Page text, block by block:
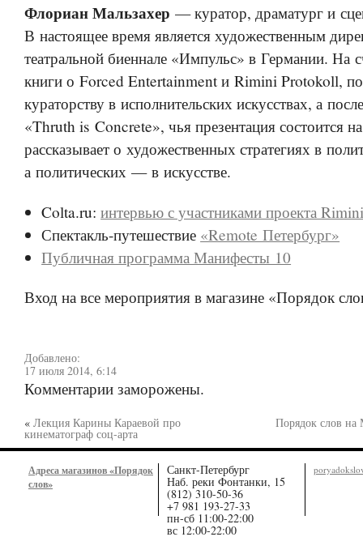
Флориан Мальзахер — куратор, драматург и
В настоящее время является художественным
театральной биеннале «Импульс» в Германии. На
книги о Forced Entertainment и Rimini Protokoll,
кураторству в исполнительских искусствах, а
«Thruth is Concrete», чья презентация состоится
рассказывает о художественных стратегиях в
а политических — в искусстве.
Colta.ru:интервью с участниками проекта
Спектакль-путешествие «Remote Петербург»
Публичная программа Манифесты 10
Вход на все мероприятия в магазине «Порядок
Добавлено:
17 июля 2014, 6:14
Комментарии заморожены.
« Лекция Карины Караевой про
кинематограф соц-арта
Порядок слов
Адреса магазинов «Порядок
слов»
Санкт-Петербург
Наб. реки Фонтанки, 15
(812) 310-50-36
+7 981 193-27-33
пн-сб 11:00-22:00
вс 12:00-22:00